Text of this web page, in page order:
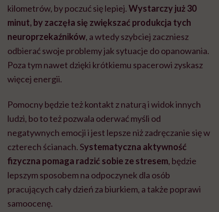
kilometrów, by poczuć się lepiej.Wystarczy już 30
minut, by zaczęła się zwiększać produkcja tych
neuroprzekaźników, a wtedy szybciej zaczniesz
odbierać swoje problemy jak sytuacje do opanowania.
Poza tym nawet dzięki krótkiemu spacerowi zyskasz
więcej energii.
Pomocny będzie też kontakt z naturą i widok innych
ludzi, bo to też pozwala oderwać myśli od
negatywnych emocji i jest lepsze niż zadręczanie się w
czterech ścianach. Systematyczna aktywność
fizyczna pomaga radzić sobie ze stresem, będzie
lepszym sposobem na odpoczynek dla osób
pracujących cały dzień za biurkiem, a także poprawi
samoocenę.